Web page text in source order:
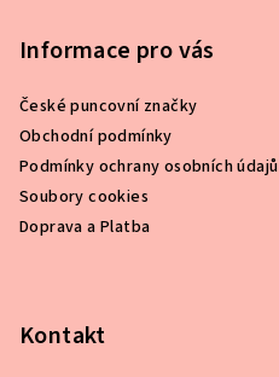
Informace pro vás
České puncovní značky
Obchodní podmínky
Podmínky ochrany osobních údajů
Soubory cookies
Doprava a Platba
Kontakt